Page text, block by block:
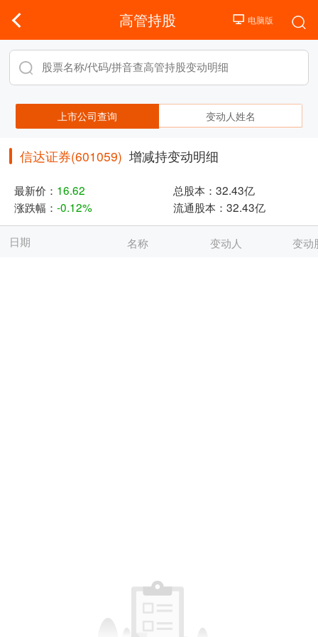
高管持股
上市公司查询 变动人姓名
信达证券(601059) 增减持变动明细
最新价： 16.62 总股本： 32.43亿
涨跌幅： -0.12% 流通股本： 32.43亿
日期 名称 变动人 变动